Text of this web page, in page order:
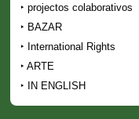
projectos colaborativos
BAZAR
International Rights
ARTE
IN ENGLISH